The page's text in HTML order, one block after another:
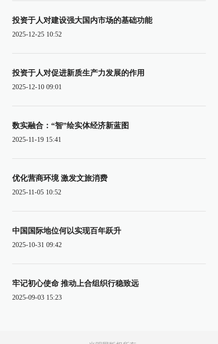
投资于人对建设强大国内市场的基础功能
2025-12-25 10:52
投资于人对促进新质生产力发展的作用
2025-12-10 09:01
数实融合：“智”绘实体经济新蓝图
2025-11-19 15:41
优化营商环境 激发文旅消费
2025-11-05 10:52
中国国际地位何以实现百年跃升
2025-10-31 09:42
牢记初心使命 推动上合组织行稳致远
2025-09-03 15:23